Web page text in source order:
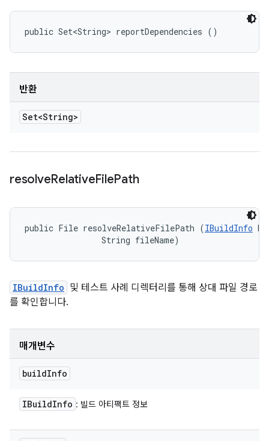
public Set<String> reportDependencies ()
반환
Set<String>
resolveRelativeFilePath
public File resolveRelativeFilePath (IBuildInfo
                String fileName)
IBuildInfo 및 테스트 사례 디렉터리를 통해 상대 파일 경로
를 확인합니다.
매개변수
buildInfo
IBuildInfo : 빌드 아티팩트 정보